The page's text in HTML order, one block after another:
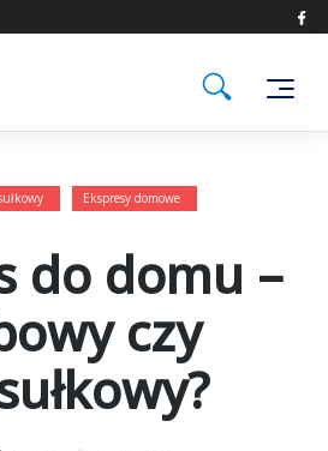
Ekspresy domowe
do domu –
czy